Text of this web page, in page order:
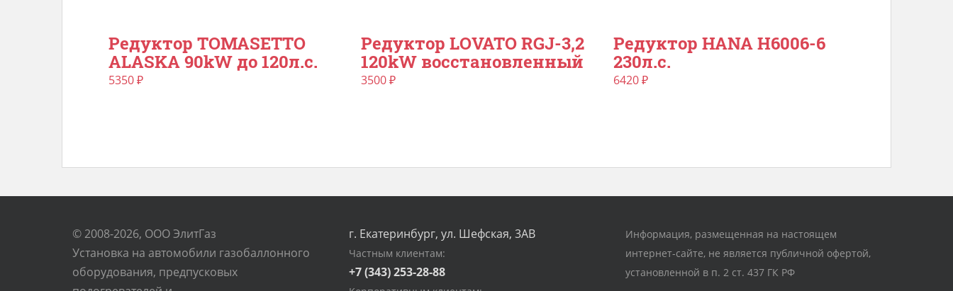
Редуктор TOMASETTO
ALASKA 90kW до 120л.с.
5350₽
Редуктор LOVATO RGJ-3,2
120kW восстановленный
3500₽
Редуктор HANA H6006-6
230л.с.
6420₽
© 2008-2026, ООО ЭлитГаз
Установка на автомобили газобаллонного
оборудования, предпусковых
г. Екатеринбург, ул. Шефская, 3АВ
Частным клиентам:
+7 (343) 253-28-88
Информация, размещенная на настоящем
интернет-сайте, не является публичной офертой,
установленной в п. 2 ст. 437 ГК РФ